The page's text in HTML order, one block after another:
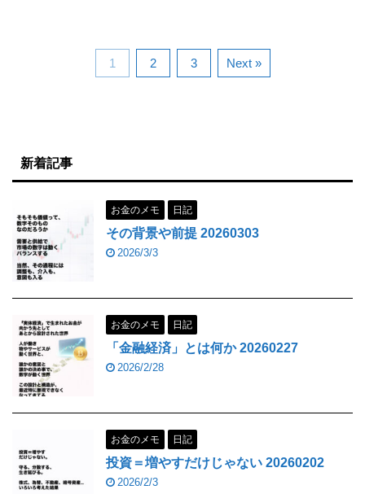
1 2 3 Next »
新着記事
お金のメモ 日記
その背景や前提 20260303
2026/3/3
お金のメモ 日記
「金融経済」とは何か 20260227
2026/2/28
お金のメモ 日記
投資＝増やすだけじゃない 20260202
2026/2/3